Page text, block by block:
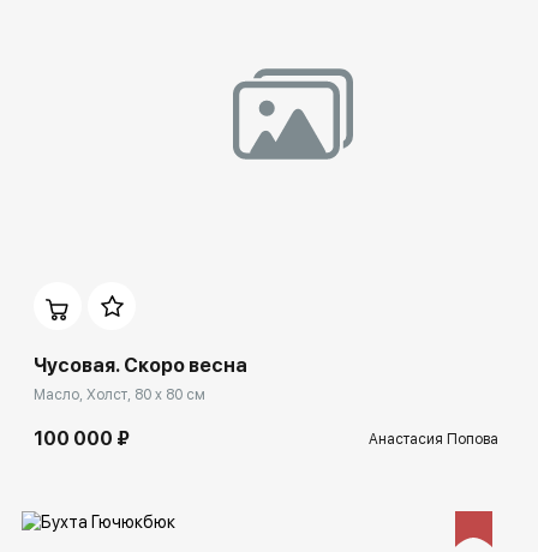
Чусовая. Скоро весна
Масло, Холст, 80 x 80 см
100 000 ₽ Анастасия Попова